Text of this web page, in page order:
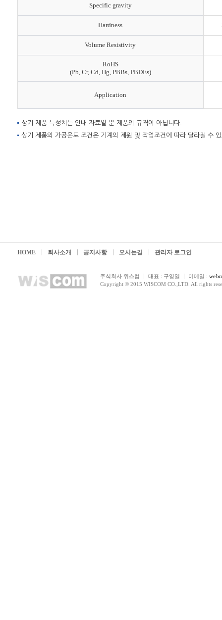
Specific gravity
Hardness
Volume Resistivity
RoHS
(Pb, Cr, Cd, Hg, PBBs, PBDEs)
Application
상기 제품 특성치는 안내 자료일 뿐 제품의 규격이 아닙니다.
상기 제품의 가공온도 조건은 기계의 제원 및 작업조건에 따라 달라질 수
HOME 회사소개 공지사항 오시는길 관리자 로그인
주식회사 위스컴 대표 : 구영일 이메일 :
Copyright © 2015 WISCOM CO.,LTD. All rights